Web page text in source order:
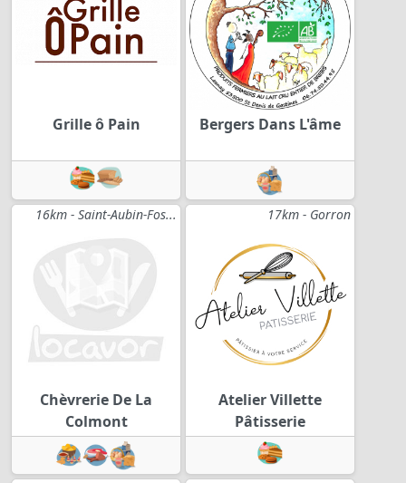
Grille ô Pain Bergers Dans L'âme
16km - Saint-Aubin-Fos...
Chèvrerie De La
Colmont
17km - Gorron
Atelier Villette
Pâtisserie